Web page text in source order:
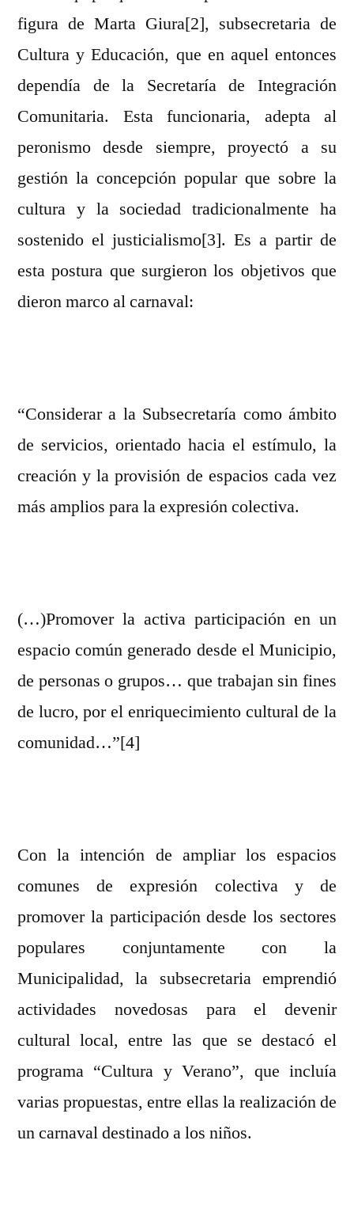
figura de Marta Giura[2], subsecretaria de
Cultura y Educación, que en aquel entonces
dependía de la Secretaría de Integración
Comunitaria. Esta funcionaria, adepta al
peronismo desde siempre, proyectó a su
gestión la concepción popular que sobre la
cultura y la sociedad tradicionalmente ha
sostenido el justicialismo[3]. Es a partir de
esta postura que surgieron los objetivos que
dieron marco al carnaval:
“Considerar a la Subsecretaría como ámbito
de servicios, orientado hacia el estímulo, la
creación y la provisión de espacios cada vez
más amplios para la expresión colectiva.
(…)Promover la activa participación en un
espacio común generado desde el Municipio,
de personas o grupos… que trabajan sin fines
de lucro, por el enriquecimiento cultural de la
comunidad…”[4]
Con la intención de ampliar los espacios
comunes de expresión colectiva y de
promover la participación desde los sectores
populares conjuntamente con la
Municipalidad, la subsecretaria emprendió
actividades novedosas para el devenir
cultural local, entre las que se destacó el
programa “Cultura y Verano”, que incluía
varias propuestas, entre ellas la realización de
un carnaval destinado a los niños.